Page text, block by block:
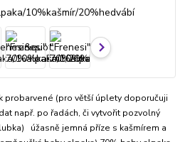
probarvené (pro větší úplety doporučuji
např. po řadách, či vytvořit pozvolný
úžasně jemná příze s kašmírem a